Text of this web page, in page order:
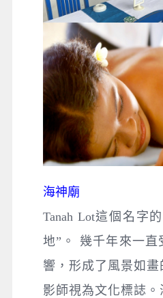
海神廟
Tanah Lot這個名字
地”。 幾千年來一直
響，形成了風景如
影師視為文化標誌